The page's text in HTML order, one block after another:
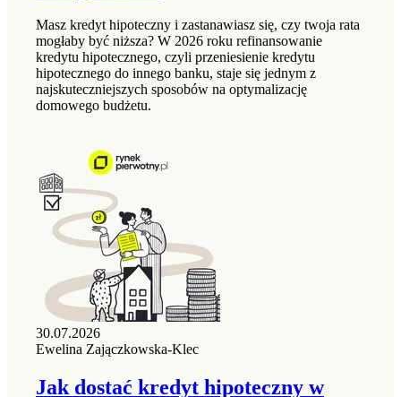
Masz kredyt hipoteczny i zastanawiasz się, czy twoja rata
mogłaby być niższa? W 2026 roku refinansowanie
kredytu hipotecznego, czyli przeniesienie kredytu
hipotecznego do innego banku, staje się jednym z
najskuteczniejszych sposobów na optymalizację
domowego budżetu.
30.07.2026
Ewelina Zajączkowska-Klec
Jak dostać kredyt hipoteczny w